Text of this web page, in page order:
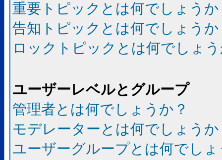
重要トピックとは何でしょうか
告知トピックとは何でしょうか
ロックトピックとは何でしょ
ユーザーレベルとグループ
管理者とは何でしょうか？
モデレーターとは何でしょうか
ユーザーグループとは何でし